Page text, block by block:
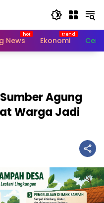
News Ekonomi
Agung
Warga Jadi